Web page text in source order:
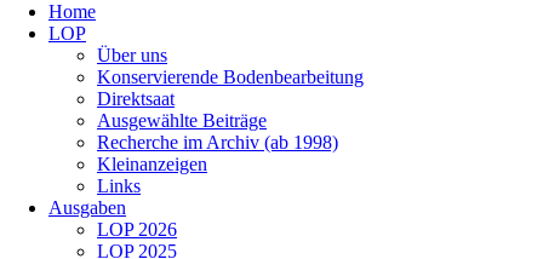
überspringen
Home
LOP
Über uns
Konservierende Bodenbearbeitung
Direktsaat
Ausgewählte Beiträge
Recherche im Archiv (ab 1998)
Kleinanzeigen
Links
Ausgaben
LOP 2026
LOP 2025